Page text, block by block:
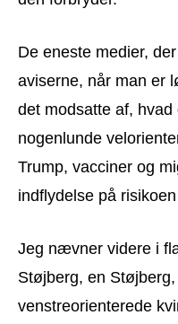
De eneste medier,
aviserne, når man er
det modsatte af,
nogenlunde
Trump, vacciner og
indflydelse på
Jeg nævner videre i
Støjberg, en
venstreorienterede